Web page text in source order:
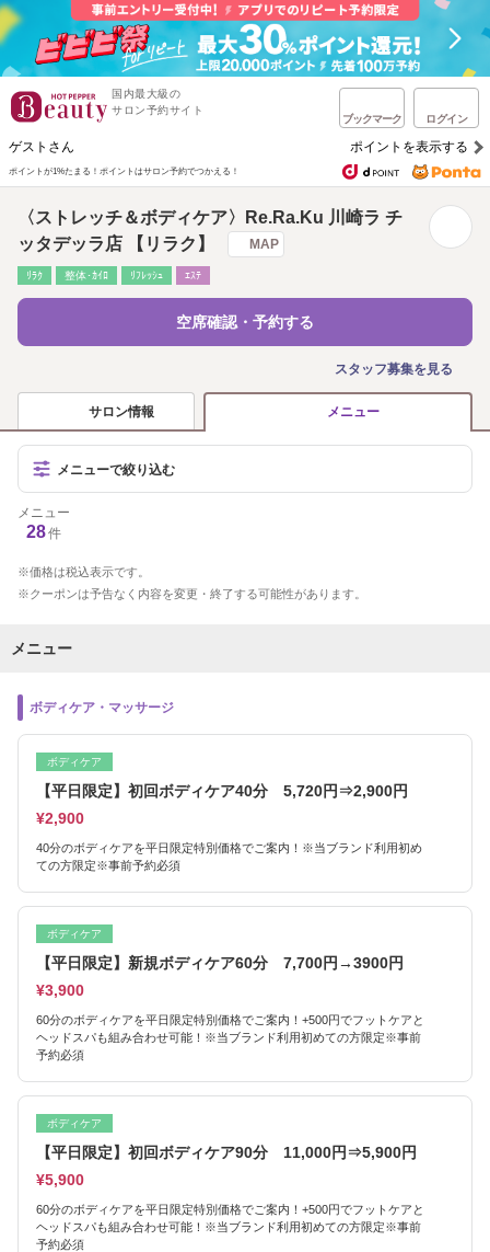
国内最大級の
サロン予約サイト
ブックマーク ログイン
ゲストさん ポイントを表示する
ポイントが1%たまる！ ポイントはサロン予約でつかえる！
〈ストレッチ＆ボディケア〉Re.Ra.Ku 川崎ラ チ
ッタデッラ店 【リラク】
MAP
ﾘﾗｸ 整体･ｶｲﾛ ﾘﾌﾚｯｼｭ ｴｽﾃ
空席確認・予約する
スタッフ募集を見る
サロン情報 メニュー
メニューで絞り込む
メニュー
28件
価格は税込表示です。
クーポンは予告なく内容を変更・終了する可能性があります。
メニュー
ボディケア・マッサージ
ボディケア
【平日限定】初回ボディケア40分 5,720円⇒2,900円
¥2,900
40分のボディケアを平日限定特別価格でご案内！※当ブランド利用初め
ての方限定※事前予約必須
ボディケア
【平日限定】新規ボディケア60分 7,700円→3900円
¥3,900
60分のボディケアを平日限定特別価格でご案内！+500円でフットケアと
ヘッドスパも組み合わせ可能！※当ブランド利用初めての方限定※事前
予約必須
ボディケア
【平日限定】初回ボディケア90分 11,000円⇒5,900円
¥5,900
60分のボディケアを平日限定特別価格でご案内！+500円でフットケアと
ヘッドスパも組み合わせ可能！※当ブランド利用初めての方限定※事前
予約必須